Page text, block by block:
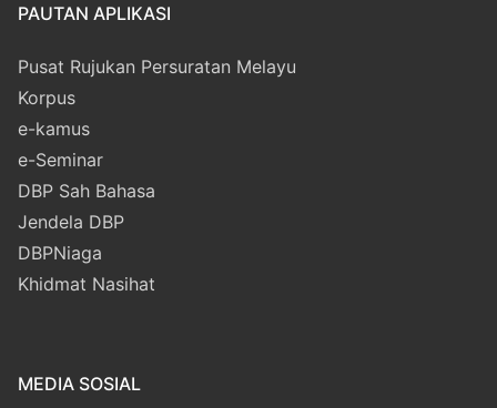
PAUTAN APLIKASI
Pusat Rujukan Persuratan Melayu
Korpus
e-kamus
e-Seminar
DBP Sah Bahasa
Jendela DBP
DBPNiaga
Khidmat Nasihat
MEDIA SOSIAL